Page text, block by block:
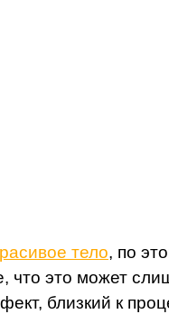
тело, по
что это может
близкий к